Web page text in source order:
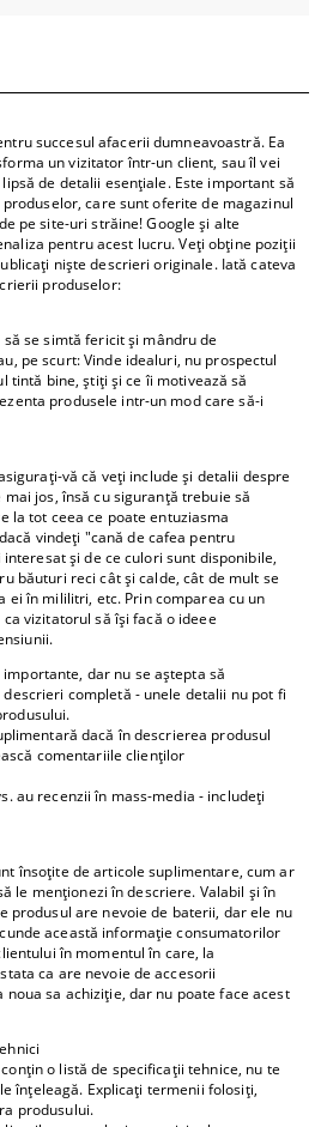
succesul afacerii dumneavoastră. Ea
un vizitator într-un client, sau îl vei
de detalii esențiale. Este important să
care sunt oferite de magazinul
pe site-uri străine! Google și alte
pentru acest lucru. Veți obține poziții
niște descrieri originale. Iată cateva
produselor:
se simtă fericit și mândru de
pe scurt: Vinde idealuri, nu prospectul
tintă bine, știți și ce îi motivează să
produsele intr-un mod care să-i
vă că veți include și detalii despre
jos, însă cu siguranță trebuie să
la tot ceea ce poate entuziasma
vindeți "cană de cafea pentru
și de ce culori sunt disponibile,
băuturi reci cât și calde, cât de mult se
ei în mililitri, etc. Prin comparea cu un
vizitatorul să își facă o ideee
dar nu se aștepta să
completă - unele detalii nu pot fi
dacă în descrierea produsul
comentariile clienților
au recenzii în mass-media - includeți
însoțite de articole suplimentare, cum ar
le menționezi în descriere. Valabil și în
produsul are nevoie de baterii, dar ele nu
această informație consumatorilor
în momentul în care, la
ca are nevoie de accesorii
sa achiziție, dar nu poate face acest
o listă de specificații tehnice, nu te
înțeleagă. Explicați termenii folosiți,
produsului.